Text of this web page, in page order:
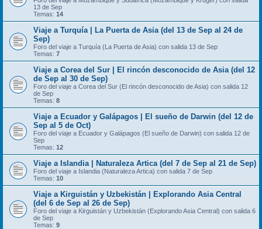
13 de Sep
Temas: 14
Viaje a Turquía | La Puerta de Asia (del 13 de Sep al 24 de
Sep)
Foro del viaje a Turquía (La Puerta de Asia) con salida 13 de Sep
Temas: 7
Viaje a Corea del Sur | El rincón desconocido de Asia (del 12
de Sep al 30 de Sep)
Foro del viaje a Corea del Sur (El rincón desconocido de Asia) con salida 12
de Sep
Temas: 8
Viaje a Ecuador y Galápagos | El sueño de Darwin (del 12 de
Sep al 5 de Oct)
Foro del viaje a Ecuador y Galápagos (El sueño de Darwin) con salida 12 de
Sep
Temas: 12
Viaje a Islandia | Naturaleza Artica (del 7 de Sep al 21 de Sep)
Foro del viaje a Islandia (Naturaleza Artica) con salida 7 de Sep
Temas: 10
Viaje a Kirguistán y Uzbekistán | Explorando Asia Central
(del 6 de Sep al 26 de Sep)
Foro del viaje a Kirguistán y Uzbekistán (Explorando Asia Central) con salida 6
de Sep
Temas: 9